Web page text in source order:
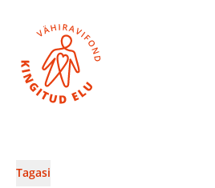
Tee annetus
Tagasi